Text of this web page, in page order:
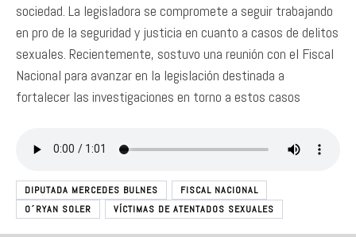
sociedad. La legisladora se compromete a seguir trabajando
en pro de la seguridad y justicia en cuanto a casos de delitos
sexuales. Recientemente, sostuvo una reunión con el Fiscal
Nacional para avanzar en la legislación destinada a
fortalecer las investigaciones en torno a estos casos
DIPUTADA MERCEDES BULNES
FISCAL NACIONAL
O´RYAN SOLER
VÍCTIMAS DE ATENTADOS SEXUALES